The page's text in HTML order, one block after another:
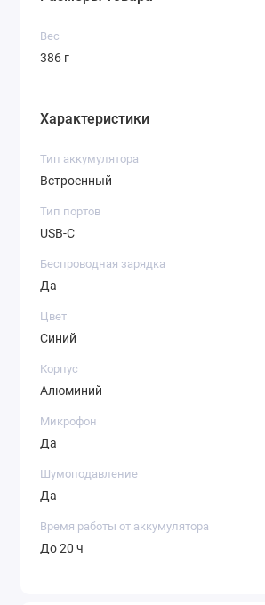
Вес
386 г
Характеристики
Тип аккумулятора
Встроенный
Тип портов
USB-C
Беспроводная зарядка
Да
Цвет
Синий
Корпус
Алюминий
Микрофон
Да
Шумоподавление
Да
Время работы от аккумулятора
До 20 ч